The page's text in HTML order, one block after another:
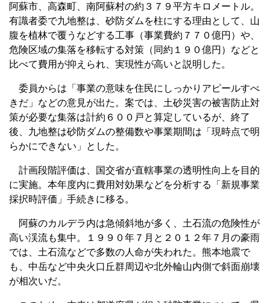
阿蘇市、高森町、南阿蘇村の約３７９平方キロメートル。
有識者委で九地整は、砂防ダムを柱にする理由として、山
腹を植林で覆うなどする工事（事業費約７７０億円）や、
危険区域の集落を移転する対策（同約１９０億円）などと
比べて費用が抑えられ、実現性が高いと説明した。
委員からは「事業の意味を住民にしっかりアピールすべ
きだ」などの意見が出た。案では、土砂災害の被害防止対
策が必要な集落は計約６００戸と算定しているが、終了
後、九地整は砂防ダムの整備数や事業期間は「現時点で明
らかにできない」とした。
計画段階評価は、国交省が直轄事業の透明性向上を目的
に実施。本年度内に費用対効果などを分析する「新規事業
採択時評価」手続きに移る。
阿蘇のカルデラ内は急傾斜地が多く、土石流の危険性が
高い渓流も集中。１９９０年７月と２０１２年７月の豪雨
では、土石流などで多数の人命が失われた。熊本地震で
も、中岳など中央火口丘群周辺や北外輪山内側で斜面崩壊
が相次いだ。